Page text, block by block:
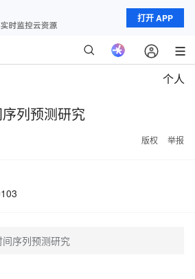
打开 APP
个人
列预测研究
版权 举报
序列预测研究